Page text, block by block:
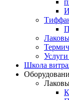
Школа